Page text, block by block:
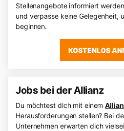
Stellenangebote informiert
und verpasse keine Gelegenheit,
beginnen.
KOSTENLOS
Jobs bei der Allianz
Du möchtest dich mit einem
Herausforderungen stellen? Bei
Unternehmen erwarten dich